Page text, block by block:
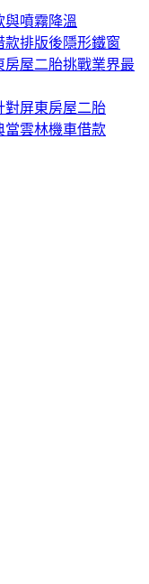
與噴霧降溫
排版後隱形鐵窗
屋二胎挑戰業界最
對屏東房屋二胎
當雲林機車借款